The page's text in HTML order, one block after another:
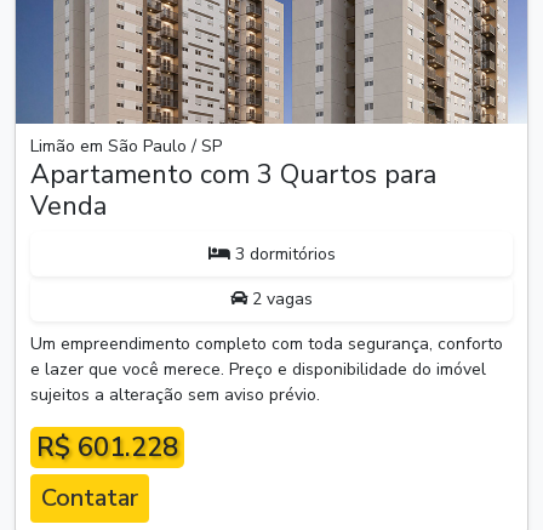
Limão em São Paulo / SP
Apartamento com 3 Quartos para
Venda
3 dormitórios
2 vagas
Um empreendimento completo com toda segurança, conforto
e lazer que você merece. Preço e disponibilidade do imóvel
sujeitos a alteração sem aviso prévio.
R$ 601.228
Contatar